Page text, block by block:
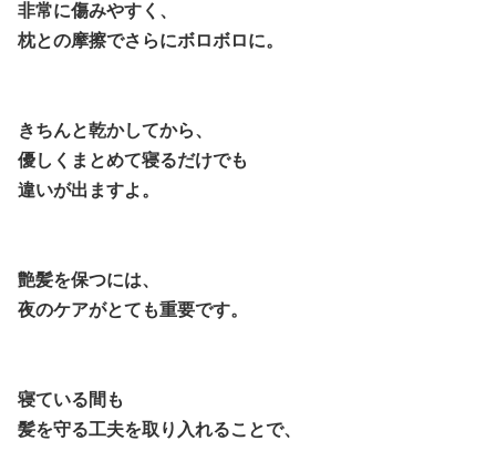
非常に傷みやすく、
枕との摩擦でさらにボロボロに。
きちんと乾かしてから、
優しくまとめて寝るだけでも
違いが出ますよ。
艶髪を保つには、
夜のケアがとても重要です。
寝ている間も
髪を守る工夫を取り入れることで、